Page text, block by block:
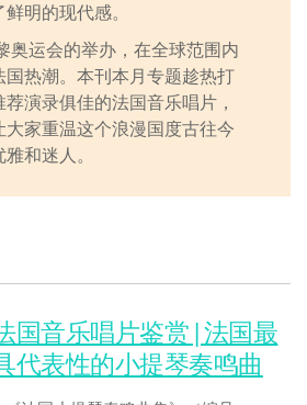
明的现代感。
奥运会的举办，在全球范围内
国热潮。本刊本月专题趁热打
演录俱佳的法国音乐唱片，
大家重温这个浪漫国度古往今
和迷人。
国音乐唱片鉴赏 | 法国最
代表性的小提琴奏鸣曲